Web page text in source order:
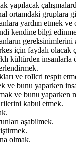
yapılacak
ortamdaki gruplara
yardım etmek ve
kendine bilgi
gereksinimlerini
için faydalı olacak
kültürden
ve rolleri tespit
ve bunu yaparken
ve bunu yaparken
kabul etmek.
aşabilmek.
olmak.